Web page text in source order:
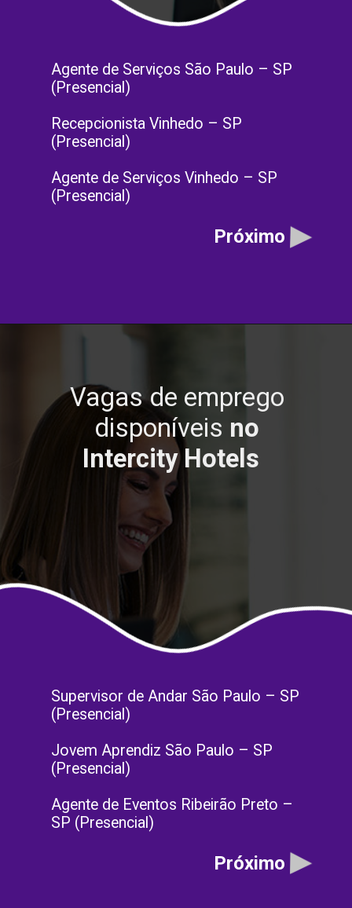
Agente de Serviços São Paulo – SP
(Presencial)
Recepcionista Vinhedo – SP
(Presencial)
Agente de Serviços Vinhedo – SP
(Presencial)
Próximo
Supervisor de Andar São Paulo – SP
(Presencial)
Jovem Aprendiz São Paulo – SP
(Presencial)
Agente de Eventos Ribeirão Preto –
SP (Presencial)
Vagas de emprego
disponíveis no
Intercity Hotels
Próximo